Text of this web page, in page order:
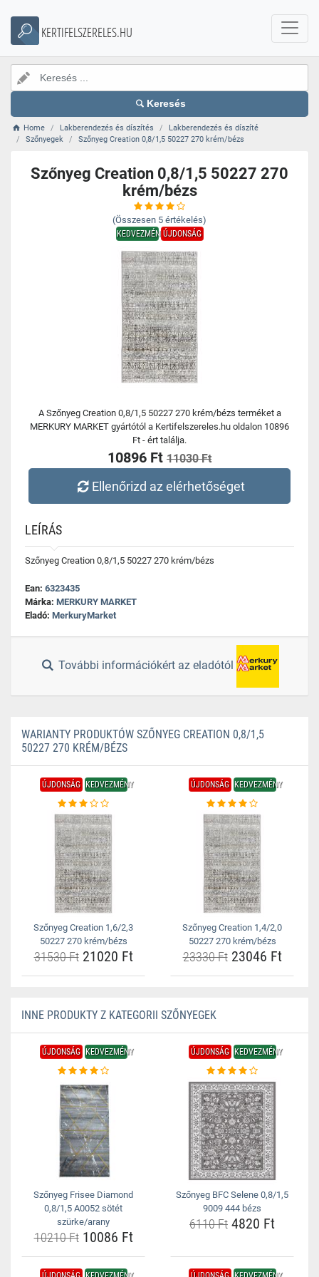
KERTIFELSZERELES.HU
Keresés
Home Lakberendezés és díszítés
Lakberendezés és díszíté
Szőnyegek
Szőnyeg Creation 0,8/1,5 50227 270 krém/bézs
Szőnyeg Creation 0,8/1,5 50227 270
krém/bézs
(Összesen 5 értékelés)
KEDVEZMÉNYÚJDONSÁG
A Szőnyeg Creation 0,8/1,5 50227 270 krém/bézs terméket a
MERKURY MARKET gyártótól a Kertifelszereles.hu oldalon 10896
Ft - ért találja.
10896 Ft 11030 Ft
Ellenőrizd az elérhetőséget
LEÍRÁS
Szőnyeg Creation 0,8/1,5 50227 270 krém/bézs
Ean: 6323435
Márka: MERKURY MARKET
Eladó: MerkuryMarket
További információkért az eladótól
WARIANTY PRODUKTÓW SZŐNYEG CREATION 0,8/1,5
50227 270 KRÉM/BÉZS
ÚJDONSÁG KEDVEZMÉNY
Szőnyeg Creation 1,6/2,3
50227 270 krém/bézs
31530 Ft21020 Ft
ÚJDONSÁG KEDVEZMÉNY
Szőnyeg Creation 1,4/2,0
50227 270 krém/bézs
23330 Ft23046 Ft
INNE PRODUKTY Z KATEGORII SZŐNYEGEK
ÚJDONSÁG KEDVEZMÉNY
Szőnyeg Frisee Diamond
0,8/1,5 A0052 sötét
szürke/arany
10210 Ft10086 Ft
ÚJDONSÁG KEDVEZMÉNY
Szőnyeg BFC Selene 0,8/1,5
9009 444 bézs
6110 Ft 4820 Ft